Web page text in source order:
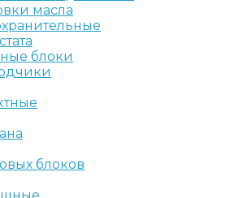
масла
блоки
блоков